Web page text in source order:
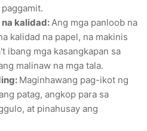
na kalidad:Ang mga panloob na
kalidad na papel, na makinis
ibang mga kasangkapan sa
malinaw na mga tala.
Maginhawang pag-ikot ng
patag, angkop para sa
at pinahusay ang